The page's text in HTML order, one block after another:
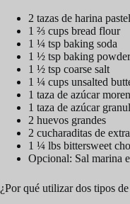
2 tazas de harina
1 ⅔ cups bread flour
1 ¼ tsp baking soda
1 ½ tsp baking powder
1 ½ tsp coarse salt
1 ¼ cups unsalted
1 taza de azúcar
1 taza de azúcar
2 huevos grandes
2 cucharaditas de
1 ¼ lbs bittersweet
Opcional: Sal marina
¿Por qué utilizar dos tipos